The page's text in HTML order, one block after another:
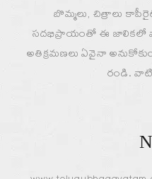
బొమ్మలు, చిత్రాలు
సదభిప్రాయంతో ఈ జాలికలో
అతిక్రమణలు ఏవైనా
రండి.